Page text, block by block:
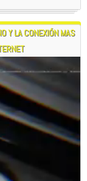
Y LA CONEXIÓN MAS